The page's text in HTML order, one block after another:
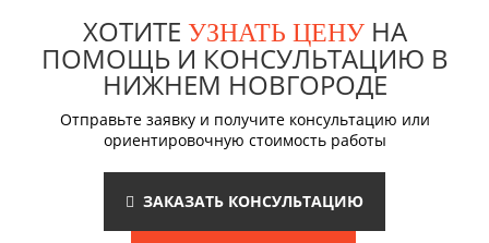
ХОТИТЕ УЗНАТЬ ЦЕНУНА
ПОМОЩЬ И КОНСУЛЬТАЦИЮ В
НИЖНЕМ НОВГОРОДЕ
Отправьте заявку и получите консультацию или
ориентировочную стоимость работы
ЗАКАЗАТЬ КОНСУЛЬТАЦИЮ